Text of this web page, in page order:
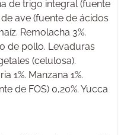
de trigo integral (fuente
ave (fuente de ácidos
Remolacha 3%.
de pollo. Levaduras
(celulosa).
1%. Manzana 1%.
de FOS) 0,20%. Yucca